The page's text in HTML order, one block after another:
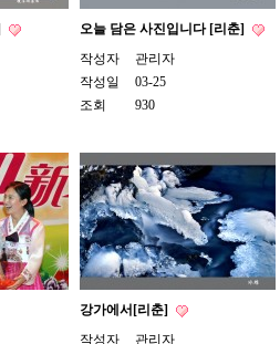
오늘 담은 사진입니다 [리춘]
작성자
관리자
작성일
03-25
조회
930
강가에서[리춘]
작성자
관리자